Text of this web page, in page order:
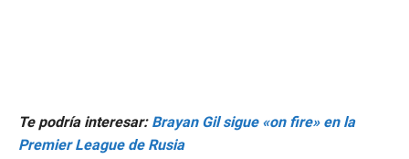
Te podría interesar: Brayan Gil sigue «on fire» en la
Premier League de Rusia